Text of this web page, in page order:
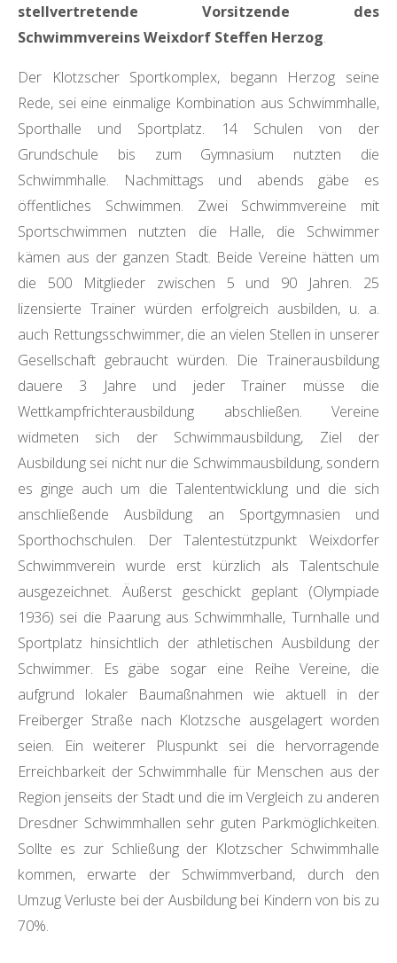
stellvertretende Vorsitzende des
Schwimmvereins Weixdorf Steffen Herzog.
Der Klotzscher Sportkomplex, begann Herzog seine
Rede, sei eine einmalige Kombination aus Schwimmhalle,
Sporthalle und Sportplatz. 14 Schulen von der
Grundschule bis zum Gymnasium nutzten die
Schwimmhalle. Nachmittags und abends gäbe es
öffentliches Schwimmen. Zwei Schwimmvereine mit
Sportschwimmen nutzten die Halle, die Schwimmer
kämen aus der ganzen Stadt. Beide Vereine hätten um
die 500 Mitglieder zwischen 5 und 90 Jahren. 25
lizensierte Trainer würden erfolgreich ausbilden, u. a.
auch Rettungsschwimmer, die an vielen Stellen in unserer
Gesellschaft gebraucht würden. Die Trainerausbildung
dauere 3 Jahre und jeder Trainer müsse die
Wettkampfrichterausbildung abschließen. Vereine
widmeten sich der Schwimmausbildung, Ziel der
Ausbildung sei nicht nur die Schwimmausbildung, sondern
es ginge auch um die Talententwicklung und die sich
anschließende Ausbildung an Sportgymnasien und
Sporthochschulen. Der Talentestützpunkt Weixdorfer
Schwimmverein wurde erst kürzlich als Talentschule
ausgezeichnet. Äußerst geschickt geplant (Olympiade
1936) sei die Paarung aus Schwimmhalle, Turnhalle und
Sportplatz hinsichtlich der athletischen Ausbildung der
Schwimmer. Es gäbe sogar eine Reihe Vereine, die
aufgrund lokaler Baumaßnahmen wie aktuell in der
Freiberger Straße nach Klotzsche ausgelagert worden
seien. Ein weiterer Pluspunkt sei die hervorragende
Erreichbarkeit der Schwimmhalle für Menschen aus der
Region jenseits der Stadt und die im Vergleich zu anderen
Dresdner Schwimmhallen sehr guten Parkmöglichkeiten.
Sollte es zur Schließung der Klotzscher Schwimmhalle
kommen, erwarte der Schwimmverband, durch den
Umzug Verluste bei der Ausbildung bei Kindern von bis zu
70%.